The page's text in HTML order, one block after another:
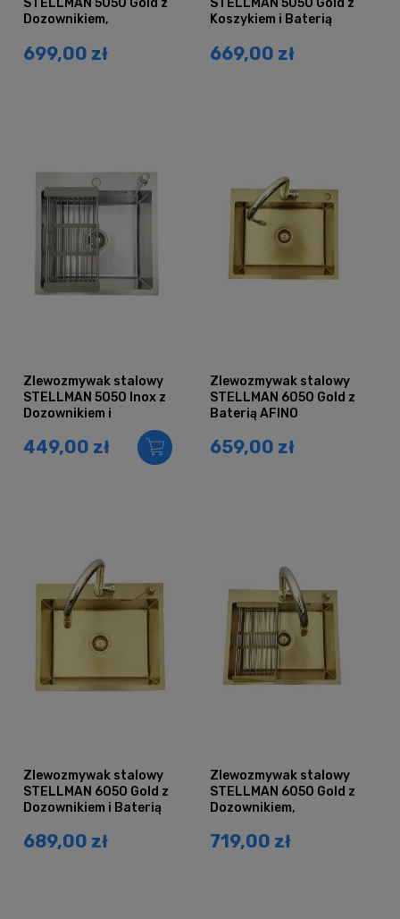
STELLMAN 5050 Gold z
Dozownikiem,
AFINO
699,00 zł
STELLMAN 5050 Gold z
Koszykiem i Baterią
669,00 zł
Zlewozmywak stalowy
STELLMAN 5050 Inox z
Dozownikiem i
449,00 zł
Zlewozmywak stalowy
STELLMAN 6050 Gold z
Baterią AFINO
659,00 zł
Zlewozmywak stalowy
STELLMAN 6050 Gold z
Dozownikiem i Baterią
689,00 zł
Zlewozmywak stalowy
STELLMAN 6050 Gold z
Dozownikiem,
AFINO
719,00 zł